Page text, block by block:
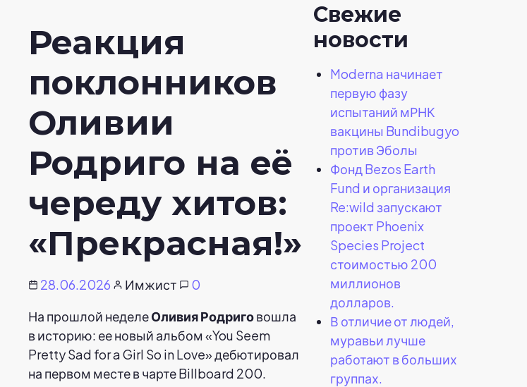
Реакция
поклонников
Оливии
Родриго на её
череду хитов:
«Прекрасная!»
28.06.2026 Имжист
0
На прошлой неделеОливия Родриговошла
в историю: ее новый альбом «You Seem
Pretty Sad for a Girl So in Love» дебютировал
на первом месте в чарте Billboard 200.
Свежие
новости
Moderna начинает
первую фазу
испытаний мРНК
вакцины Bundibugyo
против Эболы
Фонд Bezos Earth
Fund и организация
Re:wild запускают
проект Phoenix
Species Project
стоимостью 200
миллионов
долларов.
В отличие от людей,
муравьи лучше
работают в больших
группах.